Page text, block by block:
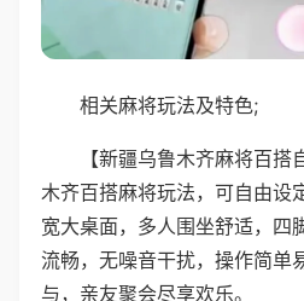
相关麻将玩法及特色;
【新疆乌鲁木齐麻将百
木齐百搭麻将玩法，可自由设
宽大桌面，多人围坐舒适，四
流畅，无噪音干扰，操作简单
与，亲友聚会尽享欢乐。